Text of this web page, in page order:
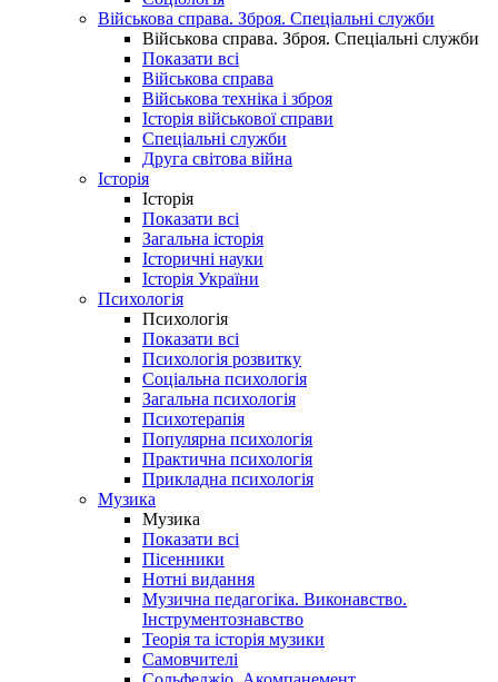
Військова справа. Зброя. Спеціальні служби
Військова справа. Зброя. Спеціальні служби
Показати всі
Військова справа
Військова техніка і зброя
Історія військової справи
Спеціальні служби
Друга світова війна
Історія
Історія
Показати всі
Загальна історія
Історичні науки
Історія України
Психологія
Психологія
Показати всі
Психологія розвитку
Соціальна психологія
Загальна психологія
Психотерапія
Популярна психологія
Практична психологія
Прикладна психологія
Музика
Музика
Показати всі
Пісенники
Нотні видання
Музична педагогіка. Виконавство.
Інструментознавство
Теорія та історія музики
Самовчителі